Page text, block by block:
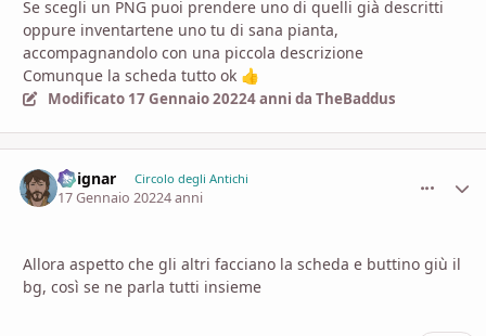
Se scegli un PNG puoi prendere uno di quelli già descritti
oppure inventartene uno tu di sana pianta,
accompagnandolo con una piccola descrizione
Comunque la scheda tutto ok 👍
Modificato 17 Gennaio 20224 anni da TheBaddus
Voignar Circolo degli Antichi
17 Gennaio 20224 anni
Allora aspetto che gli altri facciano la scheda e buttino giù il
bg, così se ne parla tutti insieme